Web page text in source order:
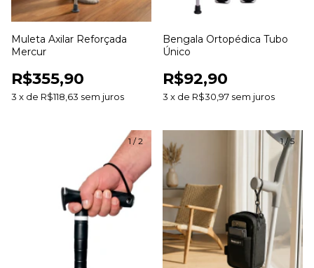
Muleta Axilar Reforçada
Mercur
R$355,90
3 x de R$118,63 sem juros
Bengala Ortopédica Tubo
Único
R$92,90
3 x de R$30,97 sem juros
1/2 1/5